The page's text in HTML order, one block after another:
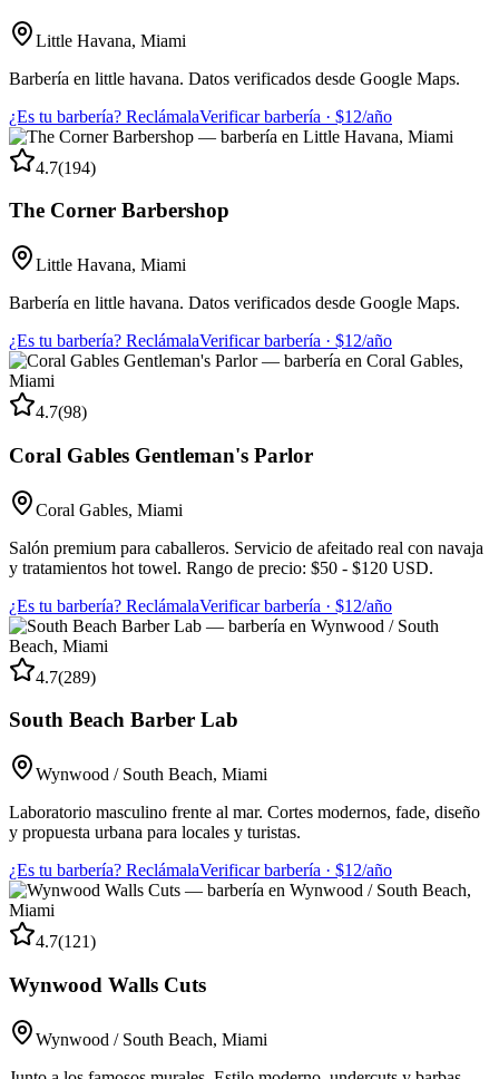
Little Havana, Miami
Barbería en little havana. Datos verificados desde Google Maps.
¿Es tu barbería? ReclámalaVerificar barbería · $12/año
4.7(194)
The Corner Barbershop
Little Havana, Miami
Barbería en little havana. Datos verificados desde Google Maps.
¿Es tu barbería? ReclámalaVerificar barbería · $12/año
4.7(98)
Coral Gables Gentleman's Parlor
Coral Gables, Miami
Salón premium para caballeros. Servicio de afeitado real con navaja
y tratamientos hot towel. Rango de precio: $50 - $120 USD.
¿Es tu barbería? ReclámalaVerificar barbería · $12/año
4.7(289)
South Beach Barber Lab
Wynwood / South Beach, Miami
Laboratorio masculino frente al mar. Cortes modernos, fade, diseño
y propuesta urbana para locales y turistas.
¿Es tu barbería? ReclámalaVerificar barbería · $12/año
4.7(121)
Wynwood Walls Cuts
Wynwood / South Beach, Miami